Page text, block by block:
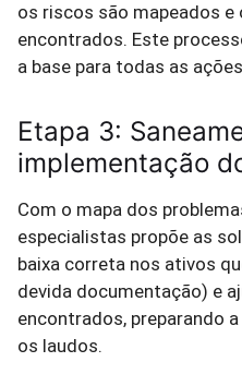
os riscos são mapeados e
encontrados. Este
a base para todas as
Etapa 3:
implementação
Com o mapa dos
especialistas propõe as
baixa correta nos ativos
devida documentação) e
encontrados, preparando
os laudos.